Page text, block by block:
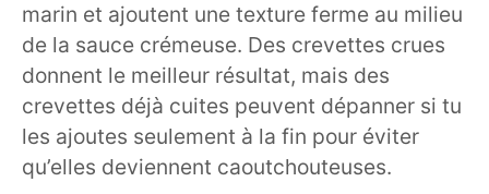
marin et ajoutent une texture ferme au milieu
de la sauce crémeuse. Des crevettes crues
donnent le meilleur résultat, mais des
crevettes déjà cuites peuvent dépanner si tu
les ajoutes seulement à la fin pour éviter
qu’elles deviennent caoutchouteuses.